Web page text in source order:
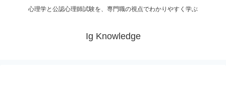
心理学と公認心理師試験を、専門職の視点でわかりやすく学ぶ
Ig Knowledge